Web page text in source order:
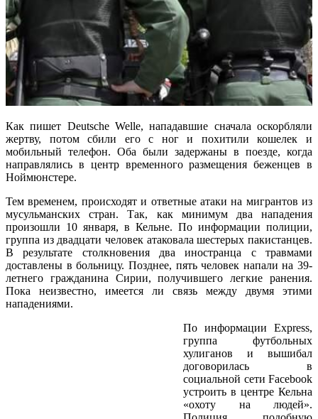
Как пишет Deutsche Welle, нападавшие сначала оскорбляли
жертву, потом сбили его с ног и похитили кошелек и
мобильный телефон. Оба были задержаны в поезде, когда
направлялись в центр временного размещения беженцев в
Ноймюнстере.
Тем временем, происходят и ответные атаки на мигрантов из
мусульманских стран. Так, как минимум два нападения
произошли 10 января, в Кельне. По информации полиции,
группа из двадцати человек атаковала шестерых пакистанцев.
В результате столкновения два иностранца с травмами
доставлены в больницу. Позднее, пять человек напали на 39-
летнего гражданина Сирии, получившего легкие ранения.
Пока неизвестно, имеется ли связь между двумя этими
нападениями.
По информации Express,
группа футбольных
хулиганов и вышибал
договорилась в
социальной сети Facebook
устроить в центре Кельна
«охоту на людей».